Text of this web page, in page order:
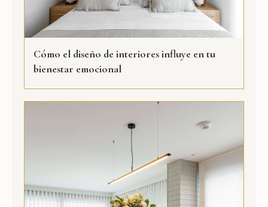
Cómo el diseño de interiores influye en tu
bienestar emocional